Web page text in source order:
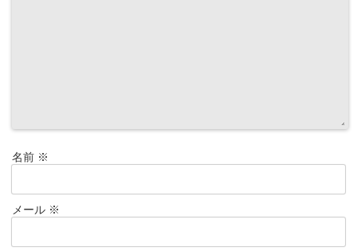
名前 ※
メール ※